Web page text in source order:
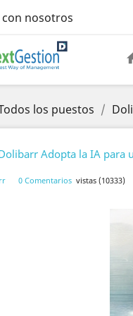
nosotros
los puestos
Adopta la IA para
0 Comentarios vistas (10333)